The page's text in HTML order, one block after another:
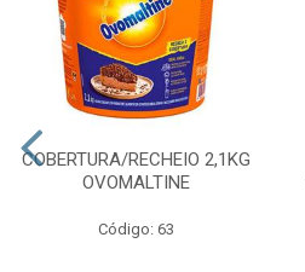
COBERTURA/RECHEIO 2,1KG
OVOMALTINE
Código: 63